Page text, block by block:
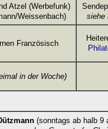
Atzel (Werbefunk)
Weissenbach)
siehe
Französisch
in der Woche)
(sonntags ab halb 9